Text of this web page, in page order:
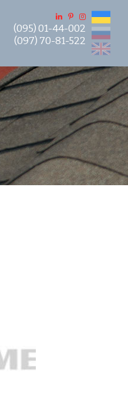
(095) 01-44-002
(097) 70-81-522